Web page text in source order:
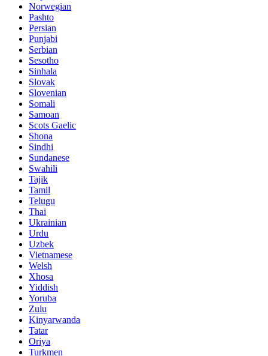
Norwegian
Pashto
Persian
Punjabi
Serbian
Sesotho
Sinhala
Slovak
Slovenian
Somali
Samoan
Scots Gaelic
Shona
Sindhi
Sundanese
Swahili
Tajik
Tamil
Telugu
Thai
Ukrainian
Urdu
Uzbek
Vietnamese
Welsh
Xhosa
Yiddish
Yoruba
Zulu
Kinyarwanda
Tatar
Oriya
Turkmen